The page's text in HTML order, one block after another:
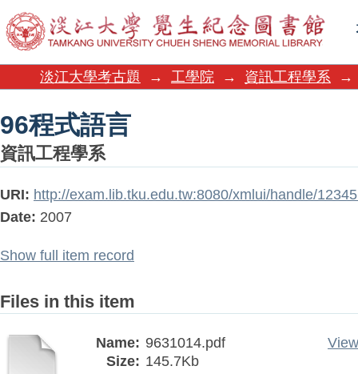
96程式語言
淡江大學考古題 → 工學院 → 資訊工程學系 →
96程式語言
資訊工程學系
URI: http://exam.lib.tku.edu.tw:8080/xmlui/handle/
Date: 2007
Show full item record
Files in this item
Name: 9631014.pdf
Size: 145.7Kb